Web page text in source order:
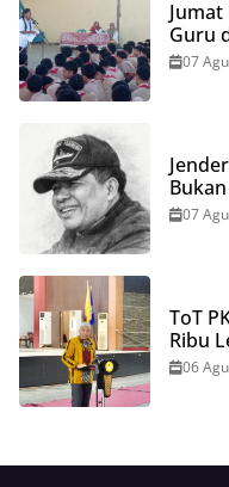
Jumat
Guru
07
07
ToT
Ribu
06